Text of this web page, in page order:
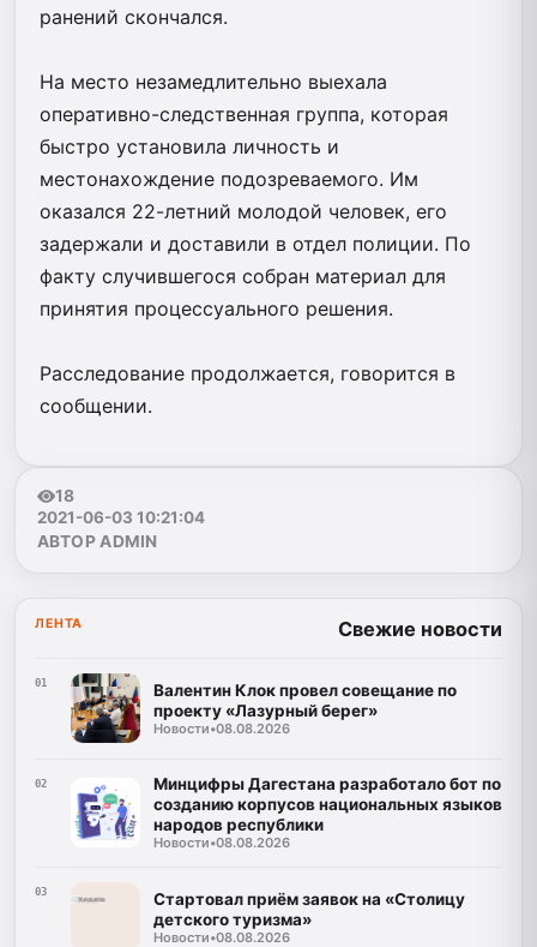
ранений скончался.
На место незамедлительно выехала
оперативно-следственная группа, которая
быстро установила личность и
местонахождение подозреваемого. Им
оказался 22-летний молодой человек, его
задержали и доставили в отдел полиции. По
факту случившегося собран материал для
принятия процессуального решения.
Расследование продолжается, говорится в
сообщении.
18
2021-06-03 10:21:04
АВТОР ADMIN
ЛЕНТА Свежие новости
01
Валентин Клок провел совещание по
проекту «Лазурный берег»
Новости•08.08.2026
02
Минцифры Дагестана разработало бот по
созданию корпусов национальных языков
народов республики
Новости•08.08.2026
03
Стартовал приём заявок на «Столицу
детского туризма»
Новости•08.08.2026